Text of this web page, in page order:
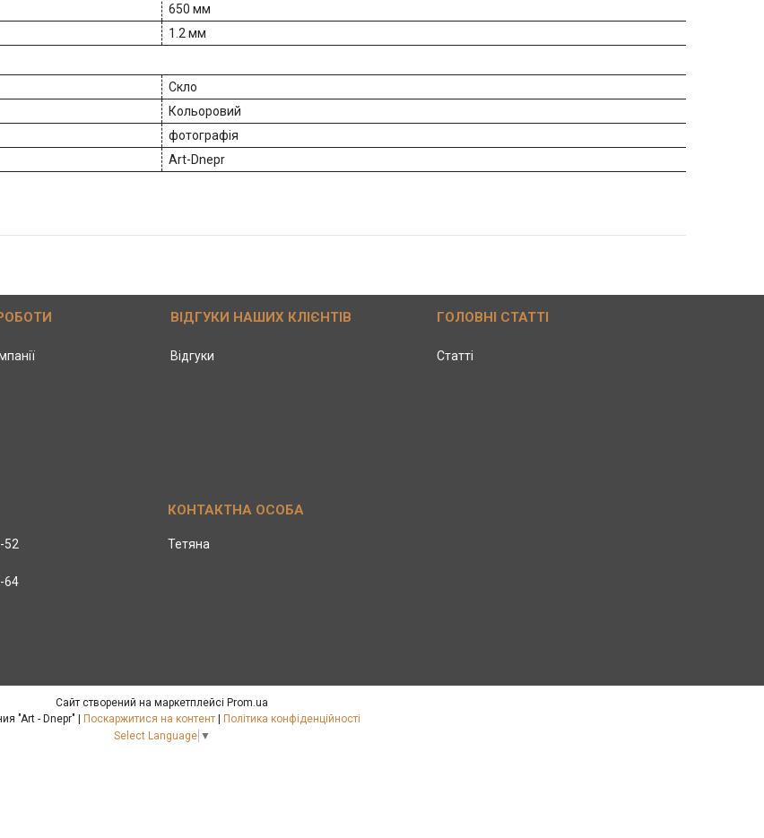
650 мм
1.2 мм
Скло
Кольоровий
фотографія
Art-Dnepr
ВІДГУКИ НАШИХ КЛІЄНТІВ
Відгуки
ГОЛОВНІ СТАТТІ
Статті
52
64
Тетяна
Сайт створений на маркетплейсі Prom.ua
Поскаржитися на контент
Політика конфіденційності
Select Language ▼